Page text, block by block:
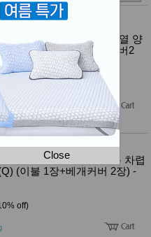
Close
코 스위치 먼지없는 광발열 양
세트 (Q) (이불 + 베개커버2
이
off)
코 리온 고밀도 냉감 여름 차렵
(이불 1장+베개커버 2장) -
off)